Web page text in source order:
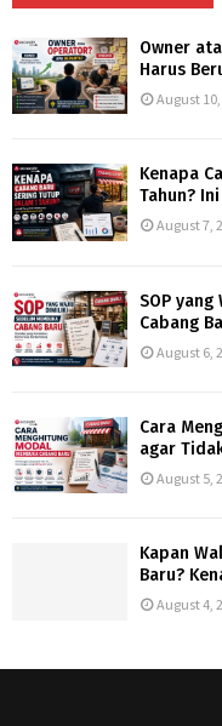
Owner
Harus
August
Kenapa
Tahun?
August 7,
SOP
Cabang
August 6,
Cara
agar
August 5,
Kapan
Baru?
August 4,